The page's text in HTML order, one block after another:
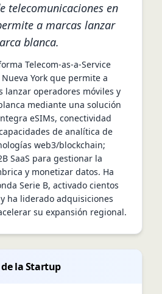
telecomunicaciones en
a marcas lanzar
blanca.
Telecom‑as‑a‑Service
Nueva York que permite a
lanzar operadores móviles y
mediante una solución
eSIMs, conectividad
de analítica de
web3/blockchain;
SaaS para gestionar la
y monetizar datos. Ha
Serie B, activado cientos
ha liderado adquisiciones
su expansión regional.
la Startup